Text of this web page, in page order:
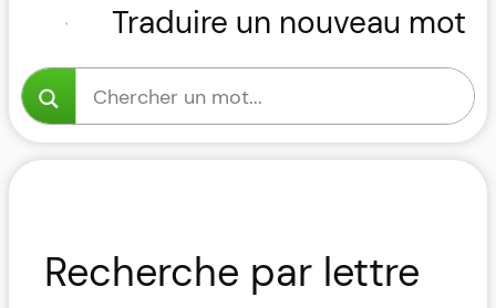
Traduire un nouveau mot
Recherche par lettre